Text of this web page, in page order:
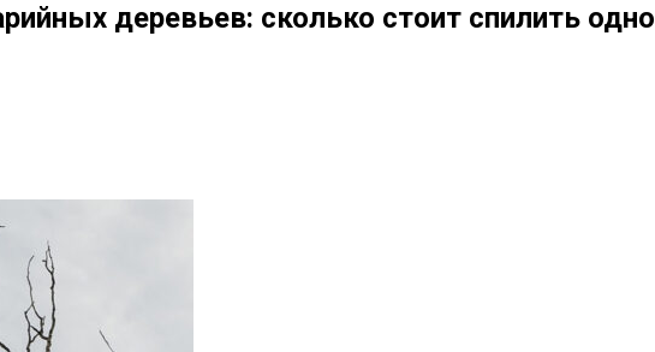
деревьев: сколько стоит спилить одно